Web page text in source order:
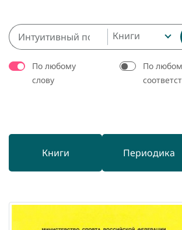
Книги
По любому
слову
По
Книги Периодика